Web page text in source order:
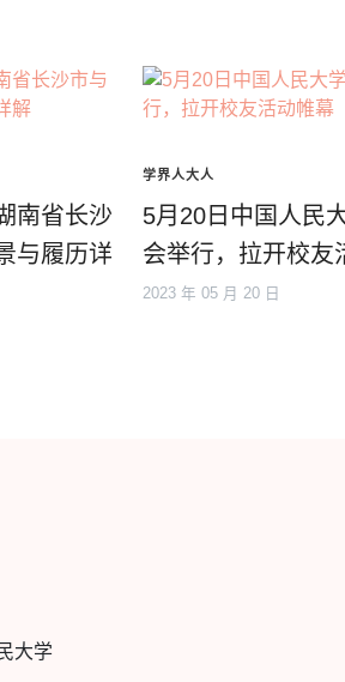
南省长沙
与履历详
学界人大人
5月20日中国人民
会举行，拉开校友
2023 年 05 月 20 日
大学